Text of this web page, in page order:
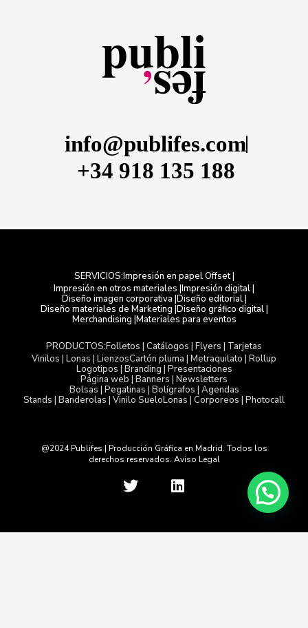
info@publifes.com
+34 918 135 188
SERVICIOS:Impresión en papel Offset |
Impresión en otros materiales |Impresión digital |
Diseño imagen corporativa |Diseño editorial |
Diseño materiales de Marketing |Diseño gráfico digital |
Merchandising |Materiales para eventos
PRODUCTOS:Folletos | Catálogos | Flyers | Tarjetas
Vinilos | Lonas | LienzosCartón pluma | Metraquilato | Rollup
Logotipos | Branding | Presentaciones
Página web | Banners | Newsletters
Bolsas | Pegatinas | Bolígrafos | Agendas
Stands | Banderolas | Vinilo SueloLonas | Corporeos | Photocall
@2024 Publifes | Producción Gráfica en Madrid. Todos los
derechos reservados. Aviso Legal
T
t
L
k